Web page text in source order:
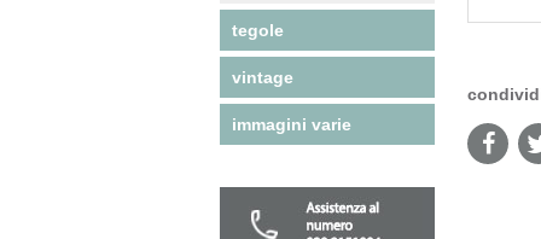
tegole
vintage
immagini varie